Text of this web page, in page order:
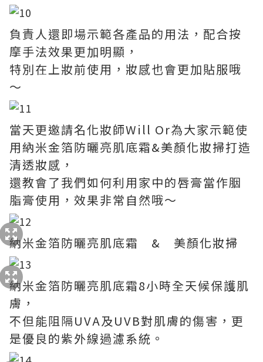
負責人還即場示範各產品的用法，配合按
摩手法效果更加明顯，
特別在上妝前使用，妝感也會更加貼服哦
～
當天更邀請名化妝師Will Or為大家示範使
用納米金箔防曬亮肌底霜&美顏化妝掃打造
清透妝感，
還教會了我們如何利用家中的唇膏當作胭
脂膏使用，效果非常自然哦～
納米金箔防曬亮肌底霜 & 美顏化妝掃
納米金箔防曬亮肌底霜8小時全天候保護肌
膚，
不但能阻隔UVA及UVB對肌膚的傷害，更
是優良的紫外線過濾系統。